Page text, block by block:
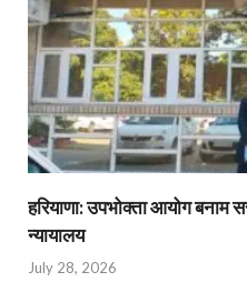
हरियाणा: उपभोक्ता आयोग बनाम
न्यायालय
July 28, 2026